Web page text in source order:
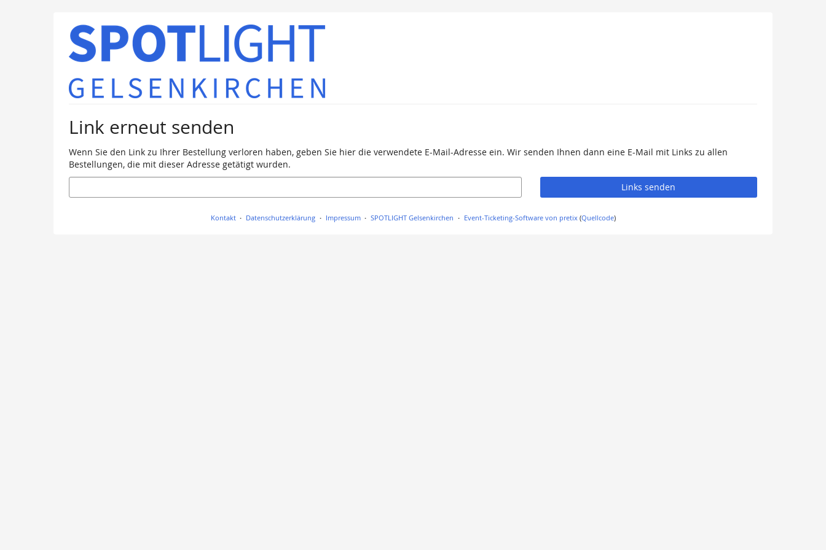
Link erneut senden
Wenn Sie den Link zu Ihrer Bestellung verloren haben, geben Sie hier die verwendete E-Mail-Adresse ein. Wir senden Ihnen dann eine E-Mail mit Links zu allen
Bestellungen, die mit dieser Adresse getätigt wurden.
E-
Mail
Links senden
Kontakt Datenschutzerklärung Impressum SPOTLIGHT Gelsenkirchen Event-Ticketing-Software von pretix(Quellcode)